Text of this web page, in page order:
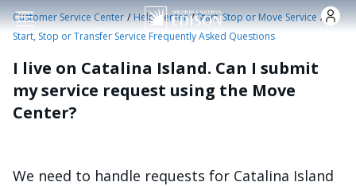
Skip to main content
Customer Service Center /Help Center /Start, Stop or Move Service /
Start, Stop or Transfer Service Frequently Asked Questions
I live on Catalina Island. Can I submit
my service request using the Move
Center?
We need to handle requests for Catalina Island